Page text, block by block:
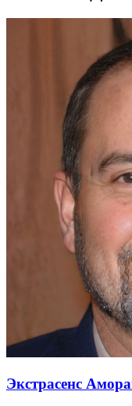
Экстрасенс